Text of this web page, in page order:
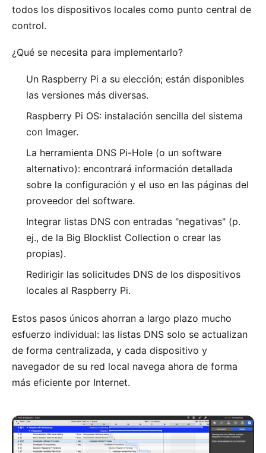
todos los dispositivos locales como punto central de
control.
¿Qué se necesita para implementarlo?
Un Raspberry Pi a su elección; están disponibles
las versiones más diversas.
Raspberry Pi OS: instalación sencilla del sistema
con Imager.
La herramienta DNS Pi-Hole (o un software
alternativo): encontrará información detallada
sobre la configuración y el uso en las páginas del
proveedor del software.
Integrar listas DNS con entradas "negativas" (p.
ej., de la Big Blocklist Collection o crear las
propias).
Redirigir las solicitudes DNS de los dispositivos
locales al Raspberry Pi.
Estos pasos únicos ahorran a largo plazo mucho
esfuerzo individual: las listas DNS solo se actualizan
de forma centralizada, y cada dispositivo y
navegador de su red local navega ahora de forma
más eficiente por Internet.